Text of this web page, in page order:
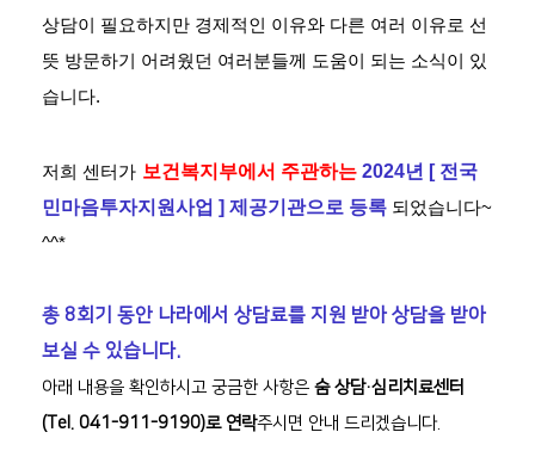
상담이 필요하지만 경제적인 이유와 다른 여러 이유로 선
뜻 방문하기 어려웠던 여러분들께 도움이 되는 소식이 있
습니다.
저희 센터가 보건복지부에서 주관하는2024년 [ 전국
민마음투자지원사업 ] 제공기관으로 등록 되었습니다~
^^*
총 8회기 동안 나라에서 상담료를 지원 받아 상담을 받아
보실 수 있습니다.
아래 내용을 확인하시고 궁금한 사항은숨 상담·심리치료센터
(Tel. 041-911-9190)로 연락주시면 안내 드리겠습니다.